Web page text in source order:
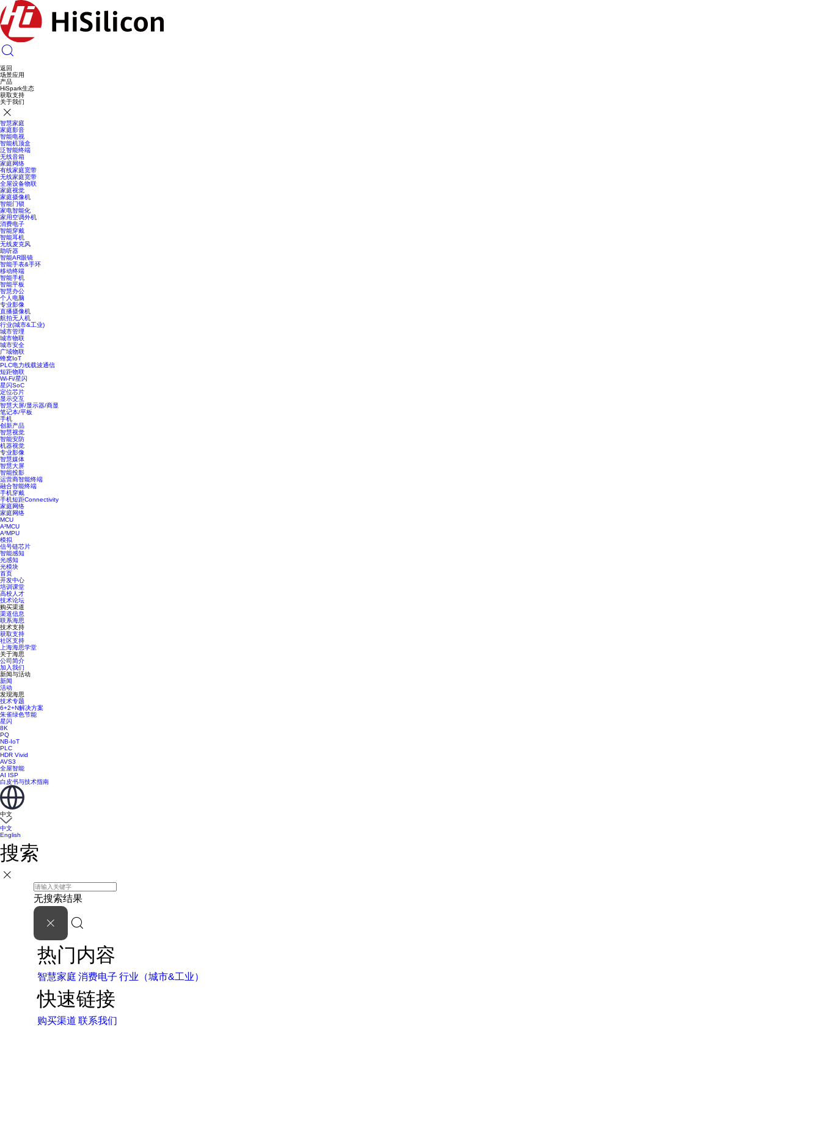
返回
场景应用
产品
HiSpark生态
获取支持
关于我们
智慧家庭
家庭影音
智能电视
智能机顶盒
泛智能终端
无线音箱
家庭网络
有线家庭宽带
无线家庭宽带
全屋设备物联
家庭视觉
家庭摄像机
智能门锁
家电智能化
家用空调外机
消费电子
智能穿戴
智能耳机
无线麦克风
助听器
智能AR眼镜
智能手表&手环
移动终端
智能手机
智能平板
智慧办公
个人电脑
专业影像
直播摄像机
航拍无人机
行业(城市&工业)
城市管理
城市物联
城市安全
广域物联
蜂窝IoT
PLC电力线载波通信
短距物联
Wi-Fi/星闪
星闪SoC
定位芯片
显示交互
智慧大屏/显示器/商显
笔记本/平板
手机
创新产品
智慧视觉
智能安防
机器视觉
专业影像
智慧媒体
智慧大屏
智能投影
运营商智能终端
融合智能终端
手机穿戴
手机短距Connectivity
家庭网络
家庭网络
MCU
A²MCU
A²MPU
模拟
信号链芯片
智能感知
光感知
光模块
首页
开发中心
培训课堂
高校人才
技术论坛
购买渠道
渠道信息
联系海思
技术支持
获取支持
社区支持
上海海思学堂
关于海思
公司简介
加入我们
新闻与活动
新闻
活动
发现海思
技术专题
6+2+N解决方案
朱雀绿色节能
星闪
8K
PQ
NB-IoT
PLC
HDR Vivid
AVS3
全屋智能
AI ISP
白皮书与技术指南
中文
中文
English
搜索
无搜索结果
热门内容
智慧家庭 消费电子 行业（城市&工业）
快速链接
购买渠道 联系我们